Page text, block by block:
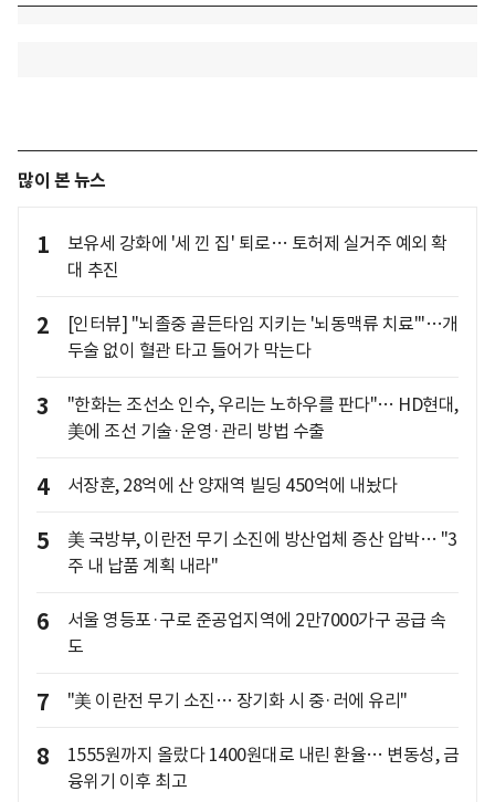
많이 본 뉴스
1
보유세 강화에 '세 낀 집' 퇴로… 토허제 실거주 예외 확
대 추진
2
[인터뷰] "뇌졸중 골든타임 지키는 '뇌동맥류 치료'"…개
두술 없이 혈관 타고 들어가 막는다
3
"한화는 조선소 인수, 우리는 노하우를 판다"… HD현대,
美에 조선 기술·운영·관리 방법 수출
4 서장훈, 28억에 산 양재역 빌딩 450억에 내놨다
5
美 국방부, 이란전 무기 소진에 방산업체 증산 압박… "3
주 내 납품 계획 내라"
6
서울 영등포·구로 준공업지역에 2만7000가구 공급 속
도
7 "美 이란전 무기 소진… 장기화 시 중·러에 유리"
8
1555원까지 올랐다 1400원대로 내린 환율… 변동성, 금
융위기 이후 최고